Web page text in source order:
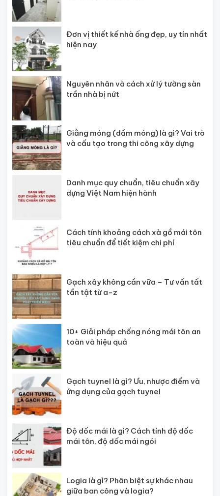
Đơn vị thiết kế nhà ống đẹp, uy tín nhất
hiện nay
Nguyên nhân và cách xử lý tường sàn
trần nhà bị nứt
Giằng móng (dầm móng) là gì? Vai trò
và cấu tạo trong thi công xây dựng
Danh mục quy chuẩn, tiêu chuẩn xây
dựng Việt Nam hiện hành
Cách tính khoảng cách xà gồ mái tôn
tiêu chuẩn để tiết kiệm chi phí
Gạch xây không cần vữa – Tư vấn tất
tần tật từ a-z
10+ Giải pháp chống nóng mái tôn an
toàn và hiệu quả
Gạch tuynel là gì? Ưu, nhược điểm và
ứng dụng của gạch tuynel
Độ dốc mái là gì? Cách tính độ dốc
mái tôn, độ dốc mái ngói
Logia là gì? Phân biệt sự khác nhau
giữa ban công và logia?